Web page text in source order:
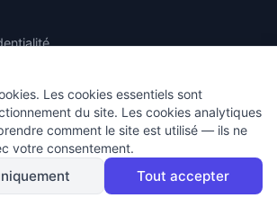
Les cookies essentiels sont
du site. Les cookies analytiques
comment le site est utilisé — ils ne
votre consentement.
Tout accepter
droits réservés.